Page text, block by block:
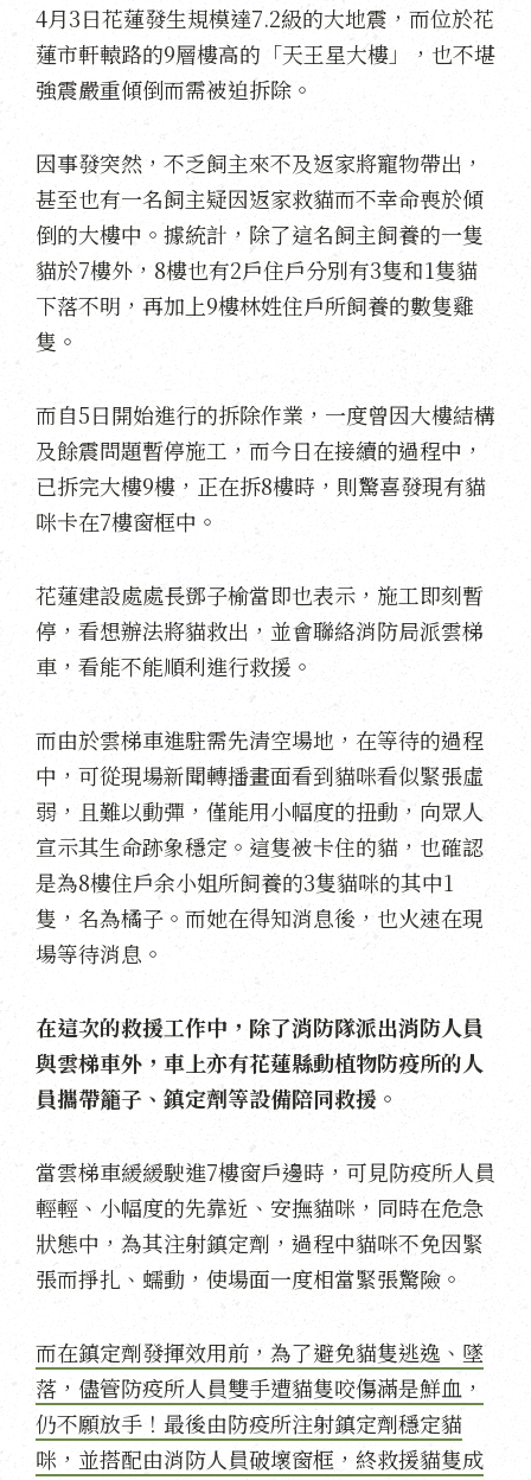
4月3日花蓮發生規模達7.2級的大地震，而位於花
蓮市軒轅路的9層樓高的「天王星大樓」，也不堪
強震嚴重傾倒而需被迫拆除。
因事發突然，不乏飼主來不及返家將寵物帶出，
甚至也有一名飼主疑因返家救貓而不幸命喪於傾
倒的大樓中。據統計，除了這名飼主飼養的一隻
貓於7樓外，8樓也有2戶住戶分別有3隻和1隻貓
下落不明，再加上9樓林姓住戶所飼養的數隻雞
隻。
而自5日開始進行的拆除作業，一度曾因大樓結構
及餘震問題暫停施工，而今日在接續的過程中，
已拆完大樓9樓，正在拆8樓時，則驚喜發現有貓
咪卡在7樓窗框中。
花蓮建設處處長鄧子榆當即也表示，施工即刻暫
停，看想辦法將貓救出，並會聯絡消防局派雲梯
車，看能不能順利進行救援。
而由於雲梯車進駐需先清空場地，在等待的過程
中，可從現場新聞轉播畫面看到貓咪看似緊張虛
弱，且難以動彈，僅能用小幅度的扭動，向眾人
宣示其生命跡象穩定。這隻被卡住的貓，也確認
是為8樓住戶余小姐所飼養的3隻貓咪的其中1
隻，名為橘子。而她在得知消息後，也火速在現
場等待消息。
在這次的救援工作中，除了消防隊派出消防人員
與雲梯車外，車上亦有花蓮縣動植物防疫所的人
員攜帶籠子、鎮定劑等設備陪同救援。
當雲梯車緩緩駛進7樓窗戶邊時，可見防疫所人員
輕輕、小幅度的先靠近、安撫貓咪，同時在危急
狀態中，為其注射鎮定劑，過程中貓咪不免因緊
張而掙扎、蠕動，使場面一度相當緊張驚險。
而在鎮定劑發揮效用前，為了避免貓隻逃逸、墜
落，儘管防疫所人員雙手遭貓隻咬傷滿是鮮血，
仍不願放手！最後由防疫所注射鎮定劑穩定貓
咪，並搭配由消防人員破壞窗框，終救援貓隻成